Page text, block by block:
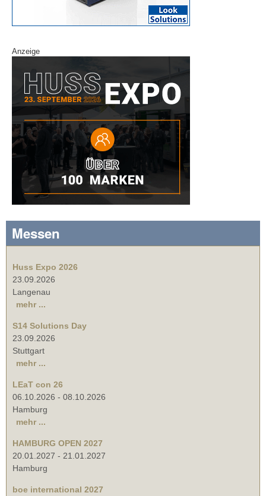
Anzeige
Messen
Huss Expo 2026
23.09.2026
Langenau
mehr ...
S14 Solutions Day
23.09.2026
Stuttgart
mehr ...
LEaT con 26
06.10.2026 - 08.10.2026
Hamburg
mehr ...
HAMBURG OPEN 2027
20.01.2027 - 21.01.2027
Hamburg
boe international 2027